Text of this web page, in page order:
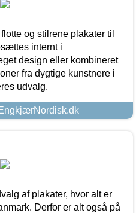
og stilrene plakater til
internt i
design eller kombineret
fra dygtige kunstnere i
udvalg.
af plakater, hvor alt er
Derfor er alt også på